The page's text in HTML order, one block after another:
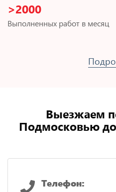
>2000
Выполненных работ в месяц
Выезжаем
Подмосковью
Телефон: